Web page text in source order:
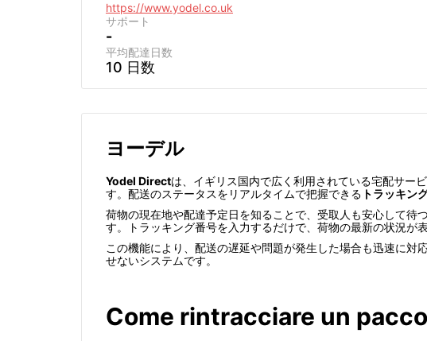
https://www.yodel.co.uk
サポート
-
平均配達日数
10 日数
ヨーデル
Yodel Directは、イギリス国内で広く利用されている宅配サー
す。配送のステータスをリアルタイムで把握できる トラッキン
荷物の現在地や配達予定日を知ることで、受取人も安心して待
す。トラッキング番号を入力するだけで、荷物の最新の状況が表
この機能により、配送の遅延や問題が発生した場合も迅速に対応
せないシステムです。
Come rintracciare un